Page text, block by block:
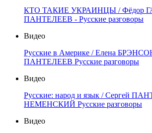
КТО ТАКИЕ УКРАИНЦЫ / Фёдор
ПАНТЕЛЕЕВ - Русские разговоры
Видео
Русские в Америке / Елена
ПАНТЕЛЕЕВ Русские разговоры
Видео
Русские: народ и язык / Сергей
НЕМЕНСКИЙ Русские разговоры
Видео